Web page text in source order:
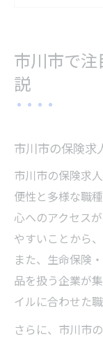
働きやす
働き
女性も
保険
口コミ
未経験者に
未経験
保険求
説
未経験
研修制
市川市で
説
市川市の保険求
市川市の保険求
便性と多様な職
心へのアクセス
やすいことから
また、生命保険
品を扱う企業が
イルに合わせた
さらに、市川市